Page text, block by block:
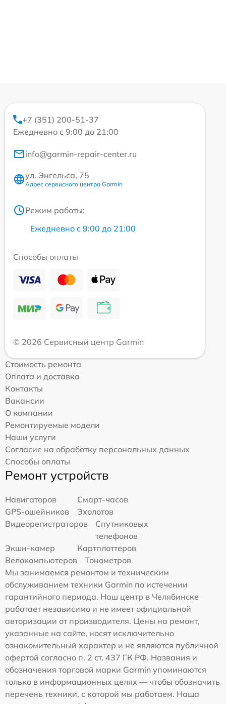
+7 (351) 200-51-37
Ежедневно с 9:00 до 21:00
info@garmin-repair-center.ru
ул. Энгельса, 75
Адрес сервисного центра Garmin
Режим работы:
Ежедневно с 9:00 до 21:00
Способы оплаты
© 2026 Сервисный центр Garmin
Стоимость ремонта
Оплата и доставка
Контакты
Вакансии
О компании
Ремонтируемые модели
Наши услуги
Согласие на обработку персональных данных
Способы оплаты
Ремонт устройств
Навигаторов
Смарт-часов
GPS-ошейников
Эхолотов
Видеорегистраторов
Спутниковых
телефонов
Экшн-камер
Картплоттеров
Велокомпьютеров
Тонометров
Мы занимаемся ремонтом и техническим
обслуживанием техники Garmin по истечении
гарантийного периода. Наш центр в Челябинске
работает независимо и не имеет официальной
авторизации от производителя. Цены на ремонт,
указанные на сайте, носят исключительно
ознакомительный характер и не являются публичной
офертой согласно п. 2 ст. 437 ГК РФ. Названия и
обозначения торговой марки Garmin упоминаются
только в информационных целях — чтобы обозначить
перечень техники, с которой мы работаем. Наша